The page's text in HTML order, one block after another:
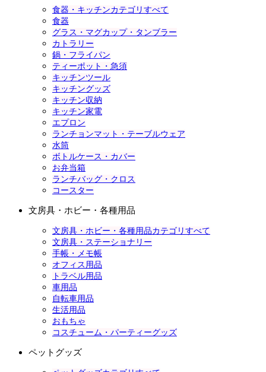
食器・キッチンカテゴリすべて
食器
グラス・マグカップ・タンブラー
カトラリー
鍋・フライパン
ティーポット・急須
キッチンツール
キッチングッズ
キッチン収納
キッチン家電
エプロン
ランチョンマット・テーブルウェア
水筒
ボトルケース・カバー
お弁当箱
ランチバッグ・クロス
コースター
文房具・ホビー・各種用品
文房具・ホビー・各種用品カテゴリすべて
文房具・ステーショナリー
手帳・メモ帳
オフィス用品
トラベル用品
車用品
自転車用品
生活用品
おもちゃ
コスチューム・パーティーグッズ
ペットグッズ